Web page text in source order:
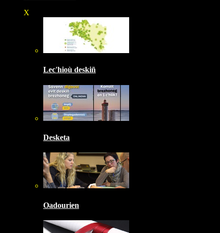
X
Lec'hioù deskiñ
Desketa
Oadourien